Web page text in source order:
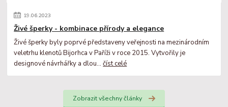
19.06.2023
Živé šperky - kombinace přírody a elegance
Živé šperky byly poprvé představeny veřejnosti na mezinárodním
veletrhu klenotů Bijorhca v Paříži v roce 2015. Vytvořily je
designové návrhářky a dlou...číst celé
Zobrazit všechny články